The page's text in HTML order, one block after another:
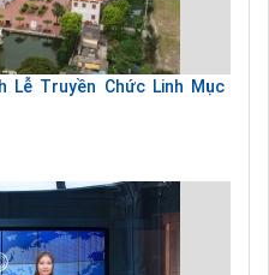
Truyền Chức Linh Mục